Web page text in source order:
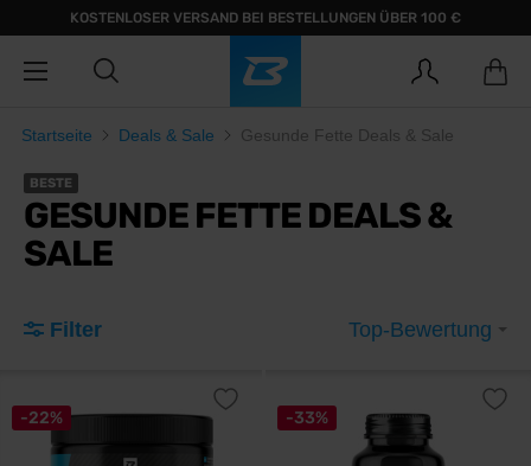
KOSTENLOSER VERSAND BEI BESTELLUNGEN ÜBER 100 €
Startseite Deals & Sale Gesunde Fette Deals & Sale
BESTE
GESUNDE FETTE DEALS &
SALE
Filter Top-Bewertung
-22% -33%